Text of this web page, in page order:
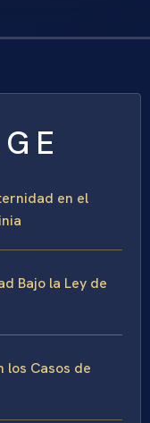
en el
Bajo la Ley de
los Casos de